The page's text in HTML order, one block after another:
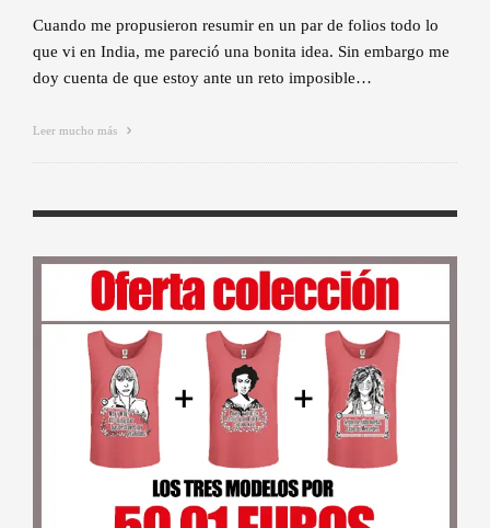
Cuando me propusieron resumir en un par de folios todo lo
que vi en India, me pareció una bonita idea. Sin embargo me
doy cuenta de que estoy ante un reto imposible…
Leer mucho más